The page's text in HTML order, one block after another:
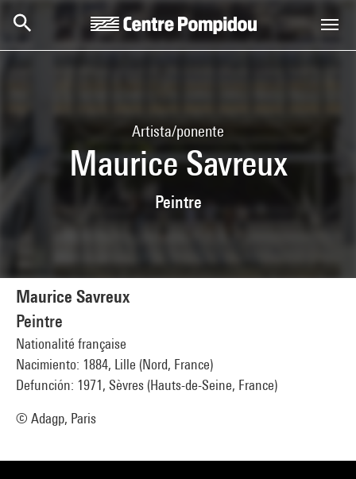
Artista/ponente
Maurice Savreux
Peintre
Maurice Savreux
Peintre
Nationalité française
Nacimiento: 1884, Lille (Nord, France)
Defunción: 1971, Sèvres (Hauts-de-Seine, France)
© Adagp, Paris